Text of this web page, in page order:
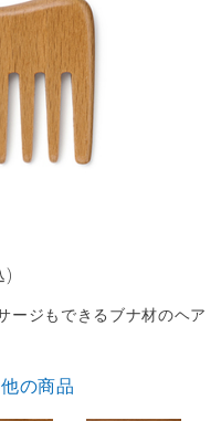
)
ージもできるブナ材のヘア
の商品